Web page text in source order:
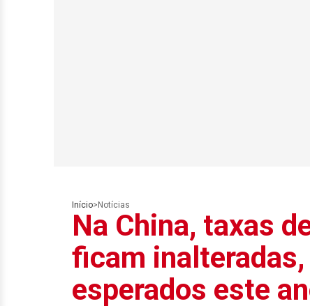
Início> Notícias
Na China, taxas
ficam
esperados este